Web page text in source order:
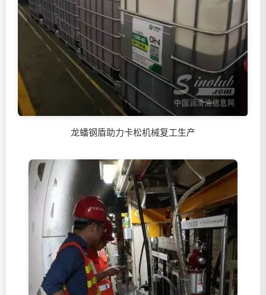
龙蟠钢盾助力卡松机械复工生产